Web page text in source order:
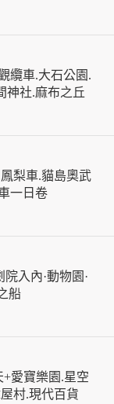
纜車.大石公園.
神社.麻布之丘
梨車.貓島奧武
一日卷
院入內·動物園·
船
愛寶樂園.星空
村.現代百貨